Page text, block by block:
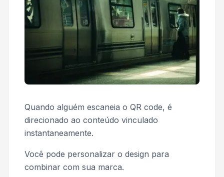
Quando alguém escaneia o QR code, é
direcionado ao conteúdo vinculado
instantaneamente.
Você pode personalizar o design para
combinar com sua marca.